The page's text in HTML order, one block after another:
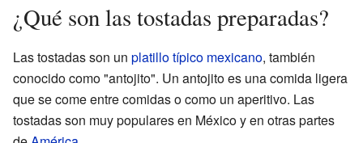
¿Qué son las tostadas preparadas?
Las tostadas son un platillo típico mexicano, también
conocido como "antojito". Un antojito es una comida ligera
que se come entre comidas o como un aperitivo. Las
tostadas son muy populares en México y en otras partes